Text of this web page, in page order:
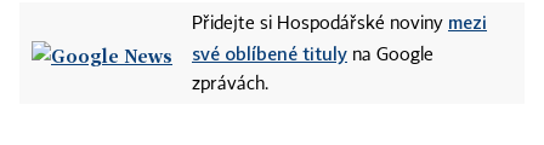
Přidejte si Hospodářské noviny mezi
své oblíbené tituly na Google
zprávách.